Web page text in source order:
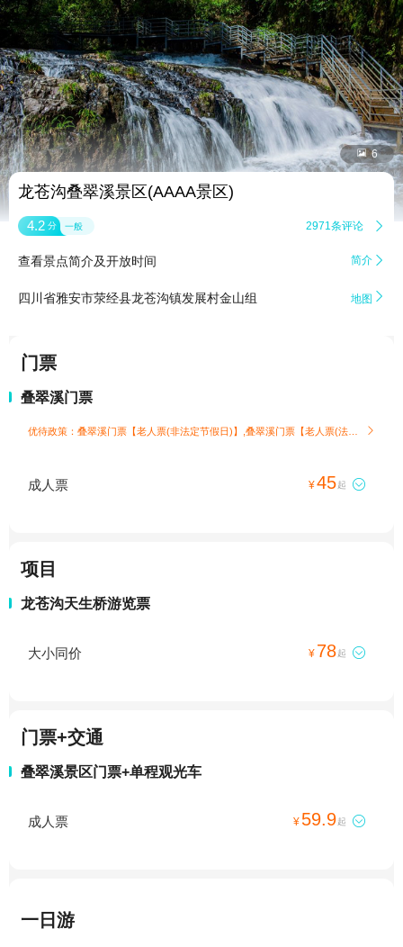
 6
龙苍沟叠翠溪景区(AAAA景区)
4.2 分 一般 2971条评论 
查看景点简介及开放时间 简介 
四川省雅安市荥经县龙苍沟镇发展村金山组 地图 
门票
叠翠溪门票

成人票 ¥45起 
项目
龙苍沟天生桥游览票
大小同价 ¥ 78起 
门票+交通
叠翠溪景区门票+单程观光车
成人票 ¥ 59.9起 
一日游
